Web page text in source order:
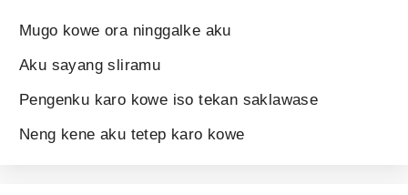
Mugo kowe ora ninggalke aku
Aku sayang sliramu
Pengenku karo kowe iso tekan saklawase
Neng kene aku tetep karo kowe